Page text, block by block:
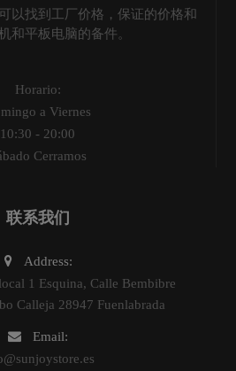
以找到工厂价格，保证的价格和
和平板电脑的备件。
Horario:
a Viernes
10:30 - 20:00
Cerramos
联系我们
Address:
1 Esquina, Calle Bembibre
Calleja 28947 Fuenlabrada
Email: